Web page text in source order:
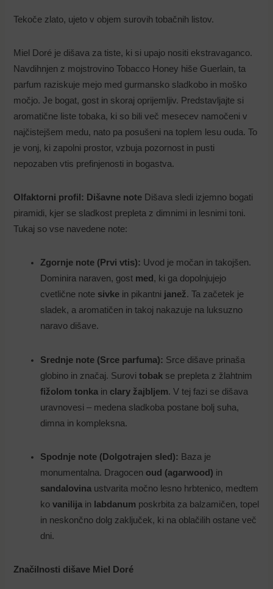
Tekoče zlato, ujeto v objem surovih tobačnih listov.
Miel Doré je dišava za tiste, ki si upajo nositi ekstravaganco.
Navdihnjen z mojstrovino Tobacco Honey hiše Guerlain, ta
parfum raziskuje mejo med gurmansko sladkobo in moško
močjo. Je bogat, gost in skoraj oprijemljiv. Predstavljajte si
aromatične liste tobaka, ki so bili več mesecev namočeni v
najčistejšem medu, nato pa posušeni na toplem lesu ouda. To
je vonj, ki zapolni prostor, vzbuja pozornost in pusti
nepozaben vtis prefinjenosti in bogastva.
Olfaktorni profil: Dišavne note Dišava sledi izjemno bogati
piramidi, kjer se sladkost prepleta z dimnimi in lesnimi toni.
Tukaj so vse navedene note:
Zgornje note (Prvi vtis): Uvod je močan in takojšen.
Dominira naraven, gost med , ki ga dopolnjujejo
cvetlične note sivke in pikantni janež. Ta začetek je
sladek, a aromatičen in takoj nakazuje na luksuzno
naravo dišave.
Srednje note (Srce parfuma): Srce dišave prinaša
globino in značaj. Surovitobak se prepleta z žlahtnim
fižolom tonka in clary žajbljem. V tej fazi se dišava
uravnovesi – medena sladkoba postane bolj suha,
dimna in kompleksna.
Spodnje note (Dolgotrajen sled): Baza je
monumentalna. Dragocen oud (agarwood) in
sandalovina ustvarita močno lesno hrbtenico, medtem
kovanilija in labdanum poskrbita za balzamičen, topel
in neskončno dolg zaključek, ki na oblačilih ostane več
dni.
Značilnosti dišave Miel Doré